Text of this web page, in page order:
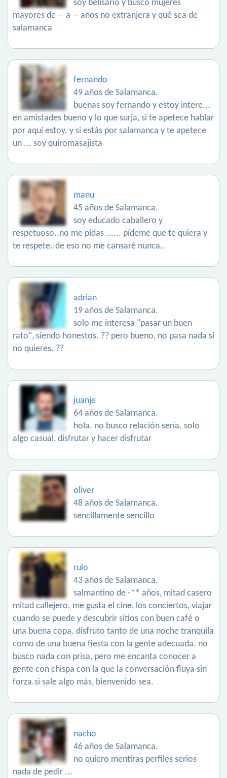
soy belisario y busco mujeres
mayores de -- a -- años no extranjera y qué sea de
salamanca
fernando
49 años de Salamanca.
buenas soy fernando y estoy intere...
en amistades bueno y lo que surja, si te apetece hablar
por aquí estoy. y si estás por salamanca y te apetece
un ... soy quiromasajista
manu
45 años de Salamanca.
soy educado caballero y
respetuoso..no me pidas ...... pídeme que te quiera y
te respete..de eso no me cansaré nunca..
adrián
19 años de Salamanca.
solo me interesa "pasar un buen
rato", siendo honestos. ?? pero bueno, no pasa nada si
no quieres. ??
juanje
64 años de Salamanca.
hola. no busco relación sería. solo
algo casual, disfrutar y hacer disfrutar
oliver
48 años de Salamanca.
sencillamente sencillo
rulo
43 años de Salamanca.
salmantino de -** años, mitad casero
mitad callejero. me gusta el cine, los conciertos, viajar
cuando se puede y descubrir sitios con buen café o
una buena copa. disfruto tanto de una noche tranquila
como de una buena fiesta con la gente adecuada. no
busco nada con prisa, pero me encanta conocer a
gente con chispa con la que la conversación fluya sin
forza.si sale algo más, bienvenido sea.
nacho
46 años de Salamanca.
no quiero mentiras perfiles serios
nada de pedir ...